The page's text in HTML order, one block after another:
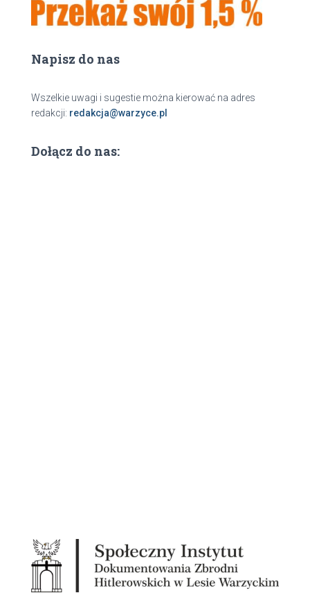
Napisz do nas
Wszelkie uwagi i sugestie można kierować na adres
redakcji: redakcja@warzyce.pl
Dołącz do nas: